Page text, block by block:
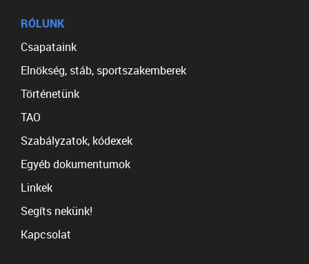
RÓLUNK
Csapataink
Elnökség, stáb, sportszakemberek
Történetünk
TAO
Szabályzatok, kódexek
Egyéb dokumentumok
Linkek
Segíts nekünk!
Kapcsolat